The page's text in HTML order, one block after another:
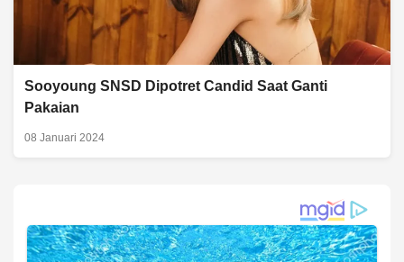
Sooyoung SNSD Dipotret Candid Saat Ganti
Pakaian
08 Januari 2024